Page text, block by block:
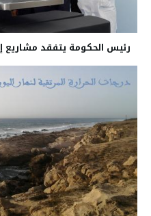
رئيس الحكومة يتفقد مشاريع